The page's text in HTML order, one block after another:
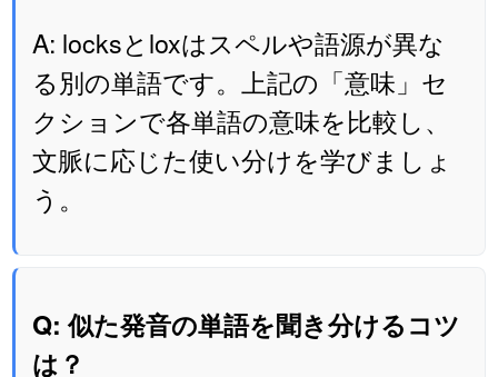
A: locksとloxはスペルや語源が異な
る別の単語です。上記の「意味」セ
クションで各単語の意味を比較し、
文脈に応じた使い分けを学びましょ
う。
Q: 似た発音の単語を聞き分けるコツ
は？